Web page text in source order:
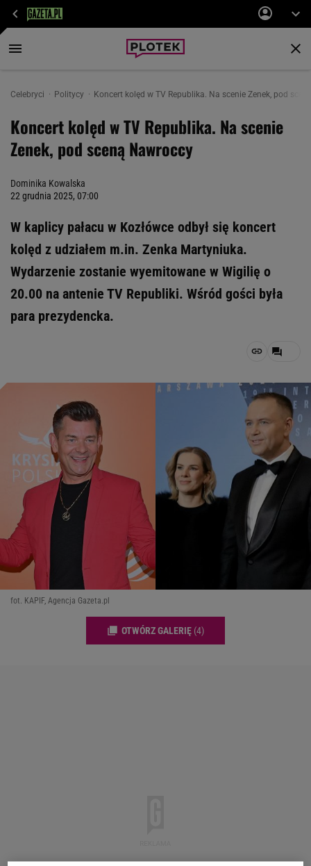
Celebryci Politycy Koncert kolęd w TV Republika. Na scenie Zenek, pod
Koncert kolęd w TV Republika. Na scenie
Zenek, pod sceną Nawroccy
Dominika Kowalska
22 grudnia 2025, 07:00
W kaplicy pałacu w Kozłówce odbył się koncert
kolęd z udziałem m.in. Zenka Martyniuka.
Wydarzenie zostanie wyemitowane w Wigilię o
20.00 na antenie TV Republiki. Wśród gości była
para prezydencka.
fot. KAPIF, Agencja Gazeta.pl
OTWÓRZ GALERIĘ (4)